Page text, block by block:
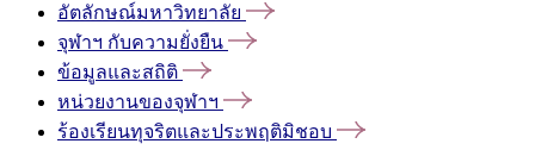
อัตลักษณ์มหาวิทยาลัย
จุฬาฯ กับความยั่งยืน
ข้อมูลและสถิติ
หน่วยงานของจุฬาฯ
ร้องเรียนทุจริตและประพฤติมิชอบ